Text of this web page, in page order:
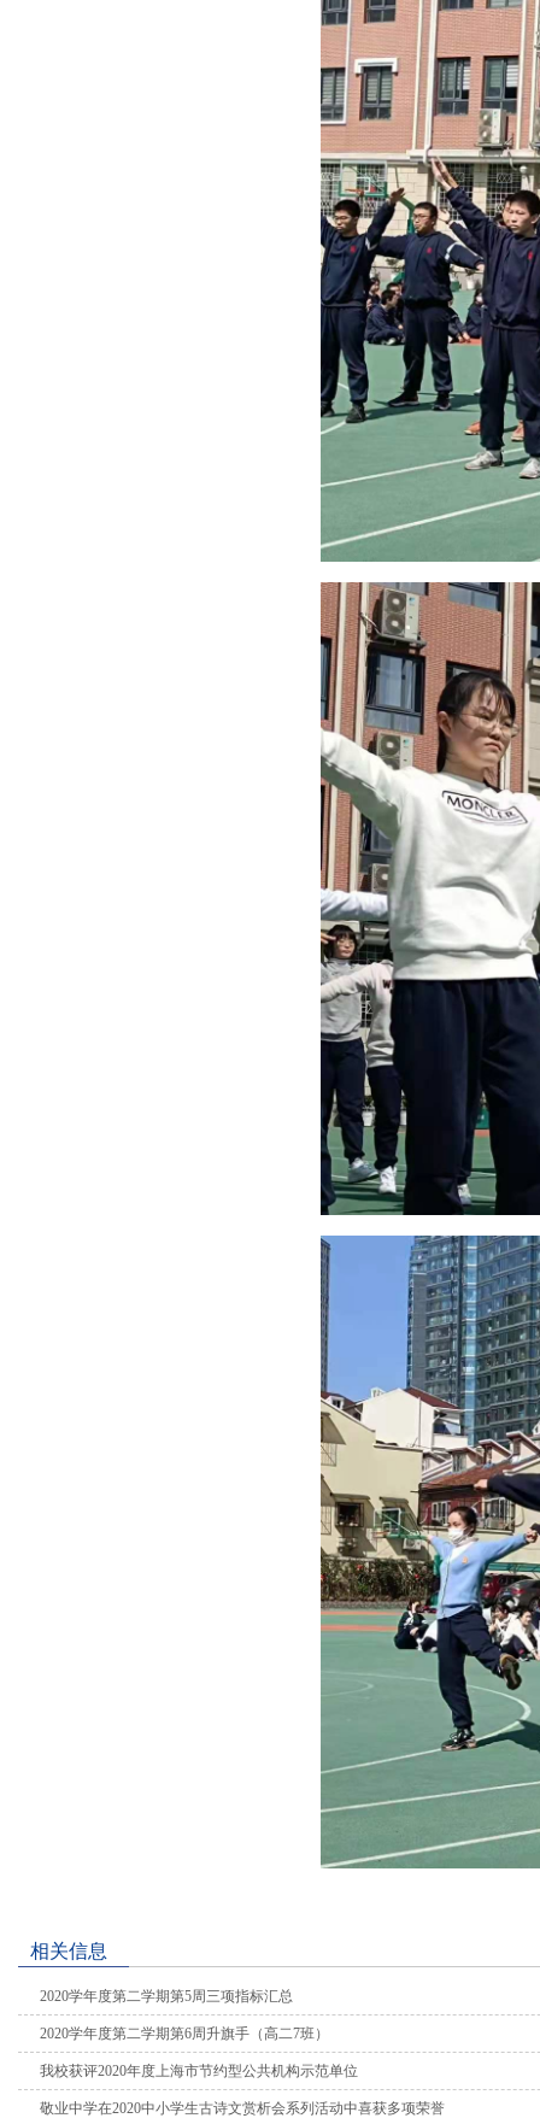
相关信息
2020学年度第二学期第5周三项指标汇总
2020学年度第二学期第6周升旗手（高二7班）
我校获评2020年度上海市节约型公共机构示范单位
敬业中学在2020中小学生古诗文赏析会系列活动中喜获多项荣誉